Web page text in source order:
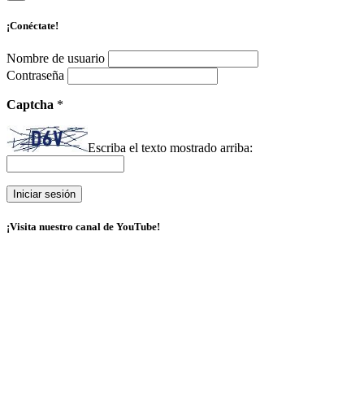
¡Conéctate!
Nombre de usuario
Contraseña
Captcha *
Escriba el texto mostrado arriba:
¡Visita nuestro canal de YouTube!